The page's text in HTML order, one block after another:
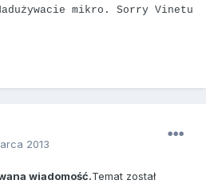
mikro. Sorry Vinetu
2013
wiadomość.Temat został